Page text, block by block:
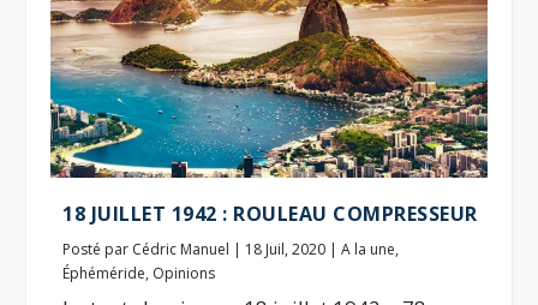
18 JUILLET 1942 : ROULEAU COMPRESSEUR
Posté par Cédric Manuel | 18 Juil, 2020 |A la une,
Éphéméride, Opinions